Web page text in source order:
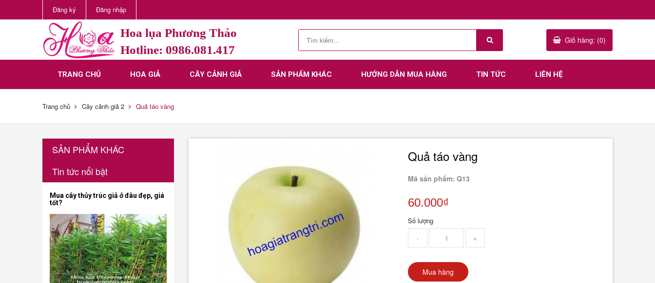
Đăng ký Đăng nhập
Hoa lụa Phương Thảo
Hotline: 0986.081.417
Giỏ hàng: (0)
TRANG CHỦ HOA GIẢ CÂY CẢNH GIẢ SẢN PHẨM KHÁC HƯỚNG DẪN MUA HÀNG TIN TỨC LIÊN HỆ
Trang chủ Cây cảnh giả 2 Quả táo vàng
Quả táo vàng
Mã sản phẩm: Q13
60.000₫
Số lượng
-
+
Mua hàng
SẢN PHẨM KHÁC
Tin tức nổi bật
Mua cây thủy trúc giả ở đâu đẹp, giá
tốt?